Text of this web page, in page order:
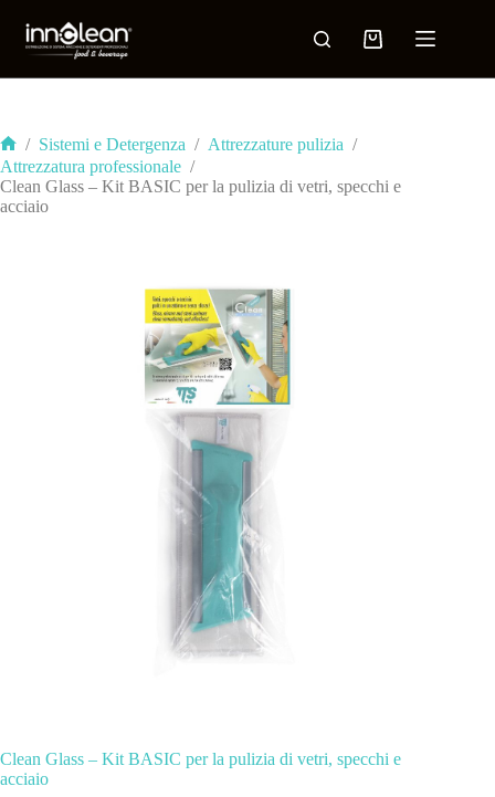
/ Sistemi e Detergenza / Attrezzature pulizia /
Attrezzatura professionale /
Clean Glass – Kit BASIC per la pulizia di vetri, specchi e
acciaio
Clean Glass – Kit BASIC per la pulizia di vetri, specchi e
acciaio